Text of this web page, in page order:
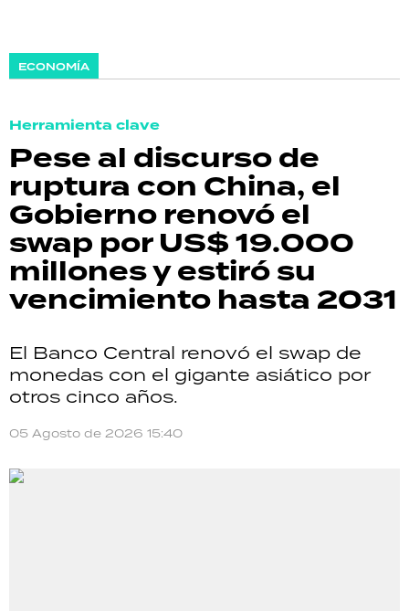
ECONOMÍA
Herramienta clave
Pese al discurso de
ruptura con China, el
Gobierno renovó el
swap por US$ 19.000
millones y estiró su
vencimiento hasta 2031
El Banco Central renovó el swap de
monedas con el gigante asiático por
otros cinco años.
05 Agosto de 2026 15:40